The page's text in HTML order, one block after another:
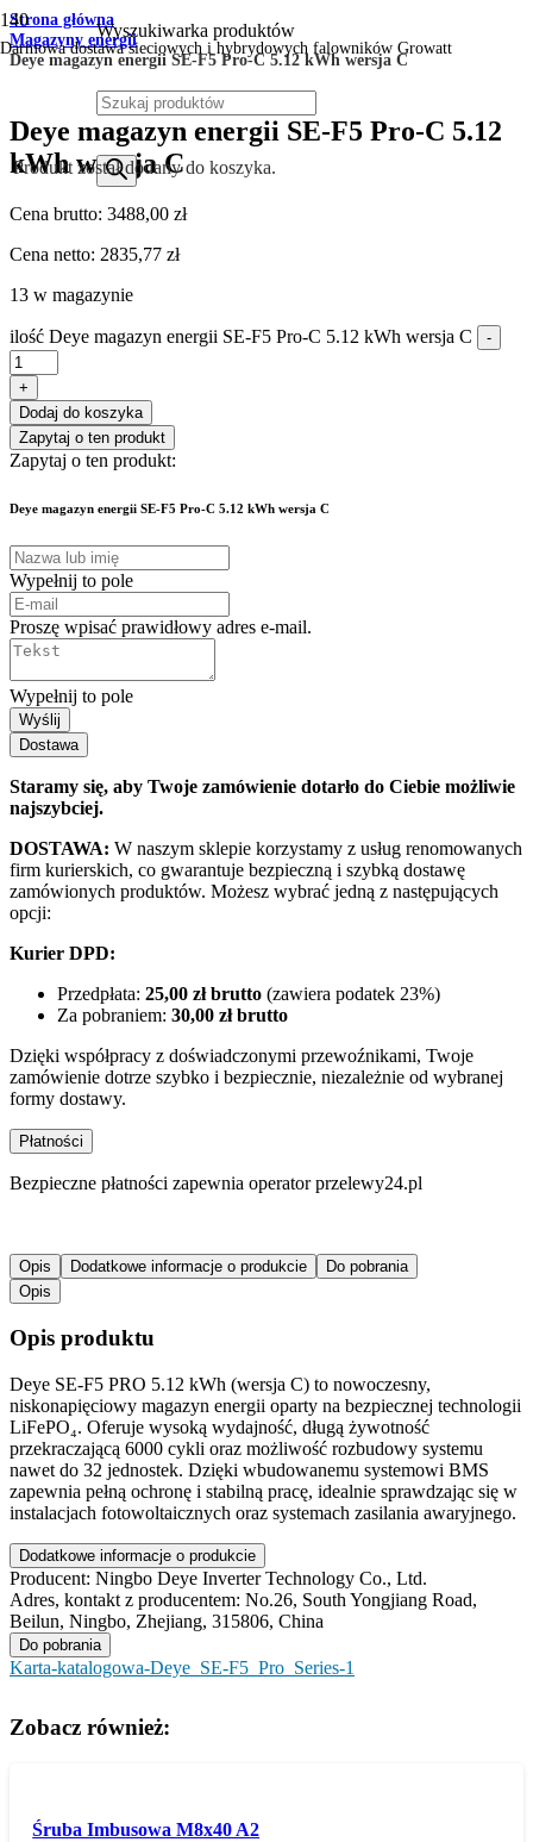
Darmowa dostawa sieciowych i hybrydowych falowników Growatt
Wyszukiwarka produktów
Produktzostał dodany do koszyka.
Strona główna
Magazyny energii
Deye magazyn energii SE-F5 Pro-C 5.12 kWh wersja C
Deye magazyn energii SE-F5 Pro-C 5.12
kWh wersja C
Cena brutto: 3488,00 zł
Cena netto: 2835,77 zł
13 w magazynie
ilość Deye magazyn energii SE-F5 Pro-C 5.12 kWh wersja C -
+
Dodaj do koszyka
Zapytaj o ten produkt
Zapytaj o ten produkt:
Deye magazyn energii SE-F5 Pro-C 5.12 kWh wersja C
Wypełnij to pole
Proszę wpisać prawidłowy adres e-mail.
Wypełnij to pole
Wyślij
Dostawa
Staramy się, aby Twoje zamówienie dotarło do Ciebie możliwie
najszybciej.
DOSTAWA: W naszym sklepie korzystamy z usług renomowanych
firm kurierskich, co gwarantuje bezpieczną i szybką dostawę
zamówionych produktów. Możesz wybrać jedną z następujących
opcji:
Kurier DPD:
Przedpłata: 25,00 zł brutto (zawiera podatek 23%)
Za pobraniem: 30,00 zł brutto
Dzięki współpracy z doświadczonymi przewoźnikami, Twoje
zamówienie dotrze szybko i bezpiecznie, niezależnie od wybranej
formy dostawy.
Płatności
Bezpieczne płatności zapewnia operator przelewy24.pl
Opis Dodatkowe informacje o produkcie
Do pobrania
Opis
Opis produktu
Deye SE-F5 PRO 5.12 kWh (wersja C) to nowoczesny,
niskonapięciowy magazyn energii oparty na bezpiecznej technologii
LiFePO₄. Oferuje wysoką wydajność, długą żywotność
przekraczającą 6000 cykli oraz możliwość rozbudowy systemu
nawet do 32 jednostek. Dzięki wbudowanemu systemowi BMS
zapewnia pełną ochronę i stabilną pracę, idealnie sprawdzając się w
instalacjach fotowoltaicznych oraz systemach zasilania awaryjnego.
Dodatkowe informacje o produkcie
Producent: Ningbo Deye Inverter Technology Co., Ltd.
Adres, kontakt z producentem: No.26, South Yongjiang Road,
Beilun, Ningbo, Zhejiang, 315806, China
Do pobrania
Karta-katalogowa-Deye_SE-F5_Pro_Series-1
Zobacz również:
Śruba Imbusowa M8x40 A2